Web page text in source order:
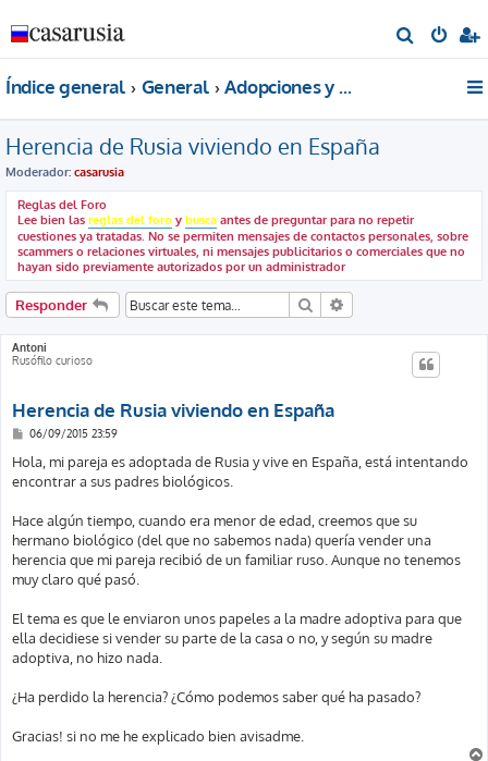
u
Índice general General Adopciones y acogidas
Herencia de Rusia viviendo en España
Moderador: casarusia
Reglas del Foro
Lee bien las reglas del foro y busca antes de preguntar para no repetir
cuestiones ya tratadas. No se permiten mensajes de contactos personales, sobre
scammers o relaciones virtuales, ni mensajes publicitarios o comerciales que no
hayan sido previamente autorizados por un administrador
Responder Buscar
Antoni
Rusófilo curioso
Herencia de Rusia viviendo en España
M
n
s
a
06/09/2015 23:59
Hola, mi pareja es adoptada de Rusia y vive en España, está intentando
encontrar a sus padres biológicos.
Hace algún tiempo, cuando era menor de edad, creemos que su
hermano biológico (del que no sabemos nada) quería vender una
herencia que mi pareja recibió de un familiar ruso. Aunque no tenemos
muy claro qué pasó.
El tema es que le enviaron unos papeles a la madre adoptiva para que
ella decidiese si vender su parte de la casa o no, y según su madre
adoptiva, no hizo nada.
¿Ha perdido la herencia? ¿Cómo podemos saber qué ha pasado?
Gracias! si no me he explicado bien avisadme.